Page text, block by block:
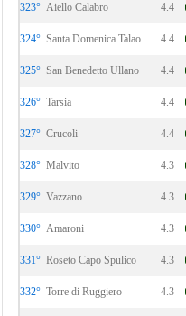
323° Aiello Calabro 4.4
324° Santa Domenica Talao 4.4
325° San Benedetto Ullano 4.4
326° Tarsia 4.4
327° Crucoli 4.4
328° Malvito 4.3
329° Vazzano 4.3
330° Amaroni 4.3
331° Roseto Capo Spulico 4.3
332° Torre di Ruggiero 4.3